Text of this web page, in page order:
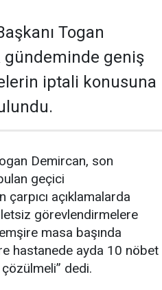
Togan
gündeminde geniş
iptali konusuna
Demircan, son
geçici
açıklamalarda
görevlendirmelere
masa başında
hastanede ayda 10 nöbet
dedi.